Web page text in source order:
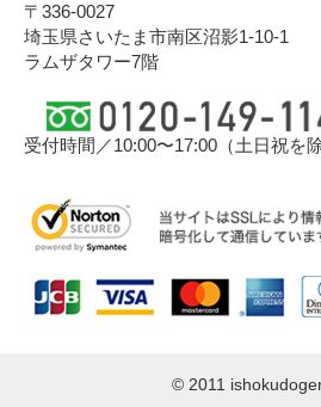
〒336-0027
埼玉県さいたま市南区沼影1-10-1
ラムザタワー7階
受付時間／10:00〜17:00（土日祝を除
©︎ 2011